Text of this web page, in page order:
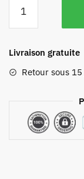
Livraison gratuite
Retour sous